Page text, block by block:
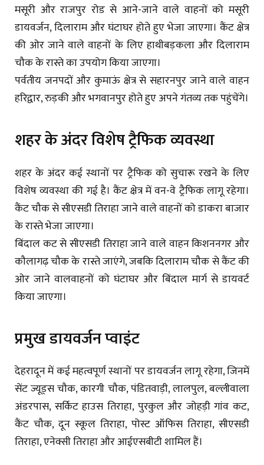
मसूरी और राजपुर रोड से आने-जाने वाले वाहनों को मसूरी
डायवर्जन, दिलाराम और घंटाघर होते हुए भेजा जाएगा। कैंट क्षेत्र
की ओर जाने वाले वाहनों के लिए हाथीबड़कला और दिलाराम
चौक के रास्ते का उपयोग किया जाएगा।
पर्वतीय जनपदों और कुमाऊं क्षेत्र से सहारनपुर जाने वाले वाहन
हरिद्वार, रुड़की और भगवानपुर होते हुए अपने गंतव्य तक पहुंचेंगे।
शहर के अंदर विशेष ट्रैफिक व्यवस्था
शहर के अंदर कई स्थानों पर ट्रैफिक को सुचारू रखने के लिए
विशेष व्यवस्था की गई है। कैंट क्षेत्र में वन-वे ट्रैफिक लागू रहेगा।
कैंट चौक से सीएसडी तिराहा जाने वाले वाहनों को डाकरा बाजार
के रास्ते भेजा जाएगा।
बिंदाल कट से सीएसडी तिराहा जाने वाले वाहन किशननगर और
कौलागढ़ चौक के रास्ते जाएंगे, जबकि दिलाराम चौक से कैंट की
ओर जाने वालवाहनों को घंटाघर और बिंदाल मार्ग से डायवर्ट
किया जाएगा।
प्रमुख डायवर्जन प्वाइंट
देहरादून में कई महत्वपूर्ण स्थानों पर डायवर्जन लागू रहेगा, जिनमें
सेंट ज्यूड्स चौक, कारगी चौक, पंडितवाड़ी, लालपुल, बल्लीवाला
अंडरपास, सर्किट हाउस तिराहा, पुरकुल और जोहड़ी गांव कट,
कैंट चौक, दून स्कूल तिराहा, पोस्ट ऑफिस तिराहा, सीएसडी
तिराहा, एनेक्सी तिराहा और आईएसबीटी शामिल हैं।